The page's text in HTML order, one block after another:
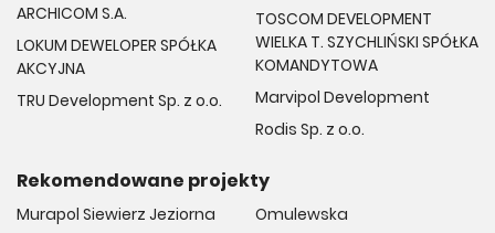
ARCHICOM S.A.
LOKUM DEWELOPER SPÓŁKA
AKCYJNA
TRU Development Sp. z o.o.
TOSCOM DEVELOPMENT
WIELKA T. SZYCHLIŃSKI SPÓŁKA
KOMANDYTOWA
Marvipol Development
Rodis Sp. z o.o.
Rekomendowane projekty
Murapol Siewierz Jeziorna
Omulewska